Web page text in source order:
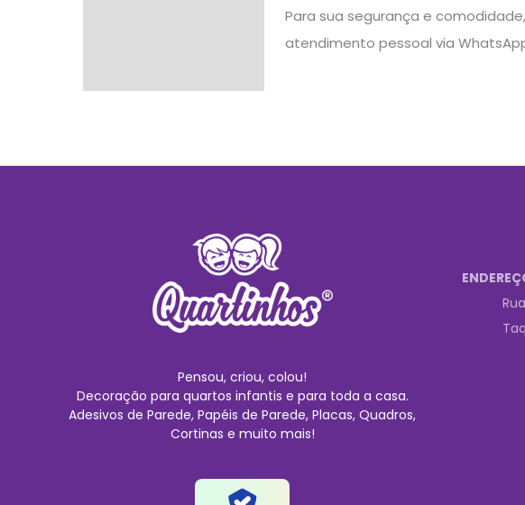
Para sua segurança e
atendimento pessoal via
Pensou, criou, colou!
Decoração para quartos infantis e para toda a casa.
Adesivos de Parede, Papéis de Parede, Placas, Quadros,
Cortinas e muito mais!